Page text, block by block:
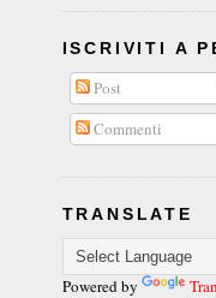
ISCRIVITI A
Post
Commenti
TRANSLATE
Powered by